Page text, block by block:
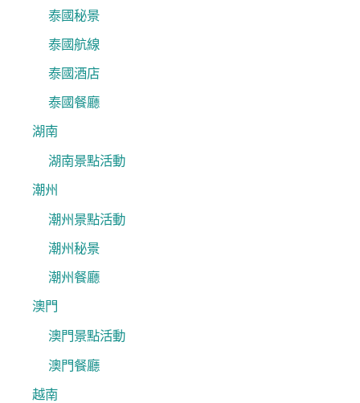
泰國秘景
泰國航線
泰國酒店
泰國餐廳
湖南
湖南景點活動
潮州
潮州景點活動
潮州秘景
潮州餐廳
澳門
澳門景點活動
澳門餐廳
越南